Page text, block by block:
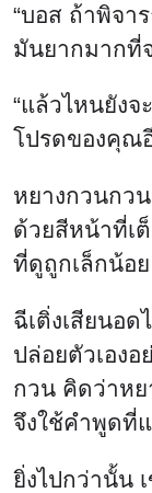
“บอส ถ้าพิจา
มันยากมากที่
“แล้วไหนยัง
โปรดของคุณ
หยางกวนกว
ด้วยสีหน้าที่เ
ที่ดูถูกเล็กน้อย
ฉีเติ่งเสียนอด
ปล่อยตัวเอง
กวน คิดว่าหย
จึงใช้คำพูดที่
ยิ่งไปกว่านั้น